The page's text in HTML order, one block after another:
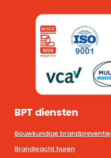
BPT diensten
Bouwkundige brandpreventie
Brandwacht huren